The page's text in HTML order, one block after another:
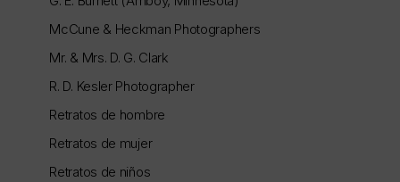
McCune & Heckman Photographers
Mr. & Mrs. D. G. Clark
R. D. Kesler Photographer
Retratos de hombre
Retratos de mujer
Retratos de niños